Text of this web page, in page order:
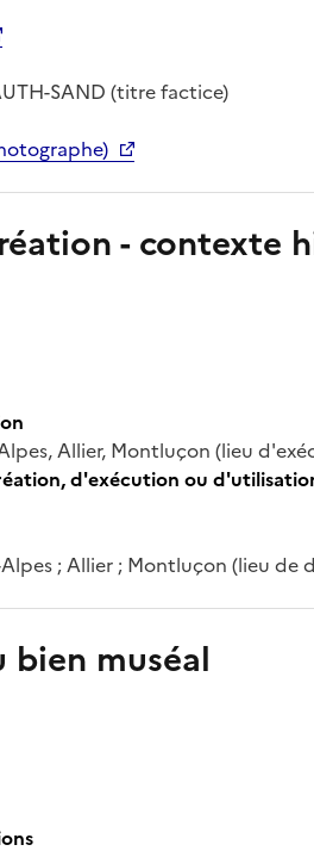
SAND (titre factice)
- contexte
Allier, Montluçon (lieu
d'exécution ou
; Allier ; Montluçon (lieu de
muséal